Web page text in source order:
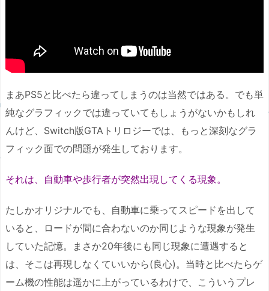
まあPS5と比べたら違ってしまうのは当然ではある。でも単
純なグラフィックでは違っていてもしょうがないかもしれ
んけど、Switch版GTAトリロジーでは、もっと深刻なグラ
フィック面での問題が発生しております。
それは、自動車や歩行者が突然出現してくる現象。
たしかオリジナルでも、自動車に乗ってスピードを出して
いると、ロードが間に合わないのか同じような現象が発生
していた記憶。まさか20年後にも同じ現象に遭遇すると
は、そこは再現しなくていいから(良心)。当時と比べたらゲ
ーム機の性能は遥かに上がっているわけで、こういうプレ